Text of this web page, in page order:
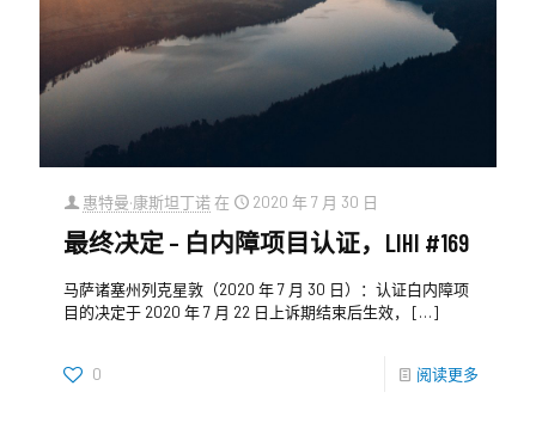
惠特曼·康斯坦丁诺在 2020 年 7 月 30 日
最终决定 – 白内障项目认证，LIHI #169
马萨诸塞州列克星敦（2020 年 7 月 30 日）：认证白内障项
目的决定于 2020 年 7 月 22 日上诉期结束后生效，
[…]
0 阅读更多